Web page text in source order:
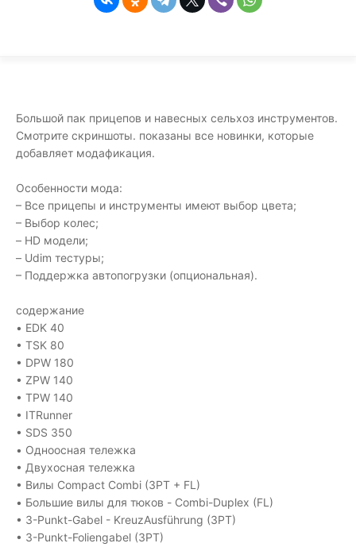
Большой пак прицепов и навесных сельхоз инструментов.
Смотрите скриншоты. показаны все новинки, которые
добавляет модафикация.
Особенности мода:
– Все прицепы и инструменты имеют выбор цвета;
– Выбор колес;
– HD модели;
– Udim тестуры;
– Поддержка автопогрузки (опциональная).
содержание
• EDK 40
• TSK 80
• DPW 180
• ZPW 140
• TPW 140
• ITRunner
• SDS 350
• Одноосная тележка
• Двухосная тележка
• Вилы Compact Combi (3PT + FL)
• Большие вилы для тюков - Combi-Duplex (FL)
• 3-Punkt-Gabel - KreuzAusführung (3PT)
• 3-Punkt-Foliengabel (3PT)